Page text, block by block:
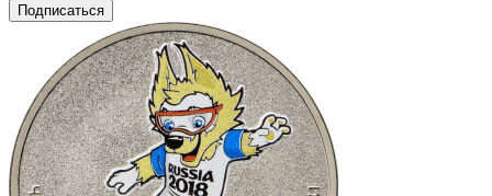
Подписаться